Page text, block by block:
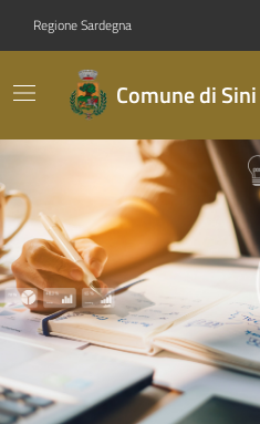
Regione Sardegna
Comune di Sini